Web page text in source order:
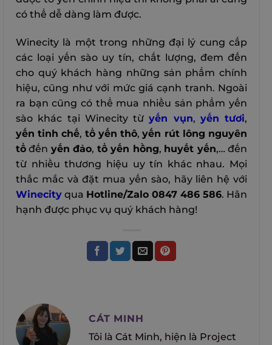
có thể dễ dàng làm được.
Winecity là một trong những đại lý cung cấp
các loại yến sào uy tín, chất lượng, đem đến
cho quý khách hàng những sản phẩm chính
hiệu, cũng như với mức giá cạnh tranh. Ngoài
ra bạn cũng có thể mua nhiều sản phẩm yến
sào khác tại Winecity từyến vụn, yến tươi,
yến tinh chế, tổ yến thô,yến rút lông nguyên
tổ đến yến đảo, tổ yến hồng, huyết yến,… đến
từ nhiều thương hiệu uy tín khác nhau. Mọi
thắc mắc và đặt mua yến sào, hãy liên hệ với
Winecity qua Hotline/Zalo 0847 486 586. Hân
hạnh được phục vụ quý khách hàng!
CÁT MINH
Tôi là Cát Minh, hiện là Project